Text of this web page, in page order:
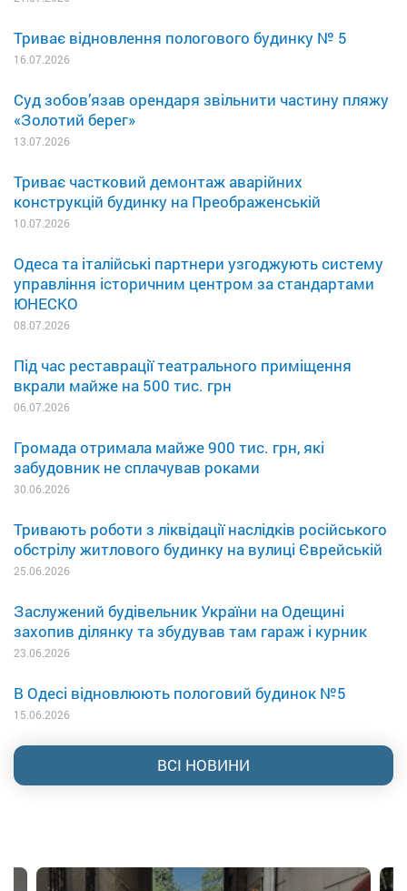
Триває відновлення пологового будинку № 5
16.07.2026
Суд зобов’язав орендаря звільнити частину пляжу
«Золотий берег»
13.07.2026
Триває частковий демонтаж аварійних
конструкцій будинку на Преображенській
10.07.2026
Одеса та італійські партнери узгоджують систему
управління історичним центром за стандартами
ЮНЕСКО
08.07.2026
Під час реставрації театрального приміщення
вкрали майже на 500 тис. грн
06.07.2026
Громада отримала майже 900 тис. грн, які
забудовник не сплачував роками
30.06.2026
Тривають роботи з ліквідації наслідків російського
обстрілу житлового будинку на вулиці Єврейській
25.06.2026
Заслужений будівельник України на Одещині
захопив ділянку та збудував там гараж і курник
23.06.2026
В Одесі відновлюють пологовий будинок №5
15.06.2026
ВСІ НОВИНИ